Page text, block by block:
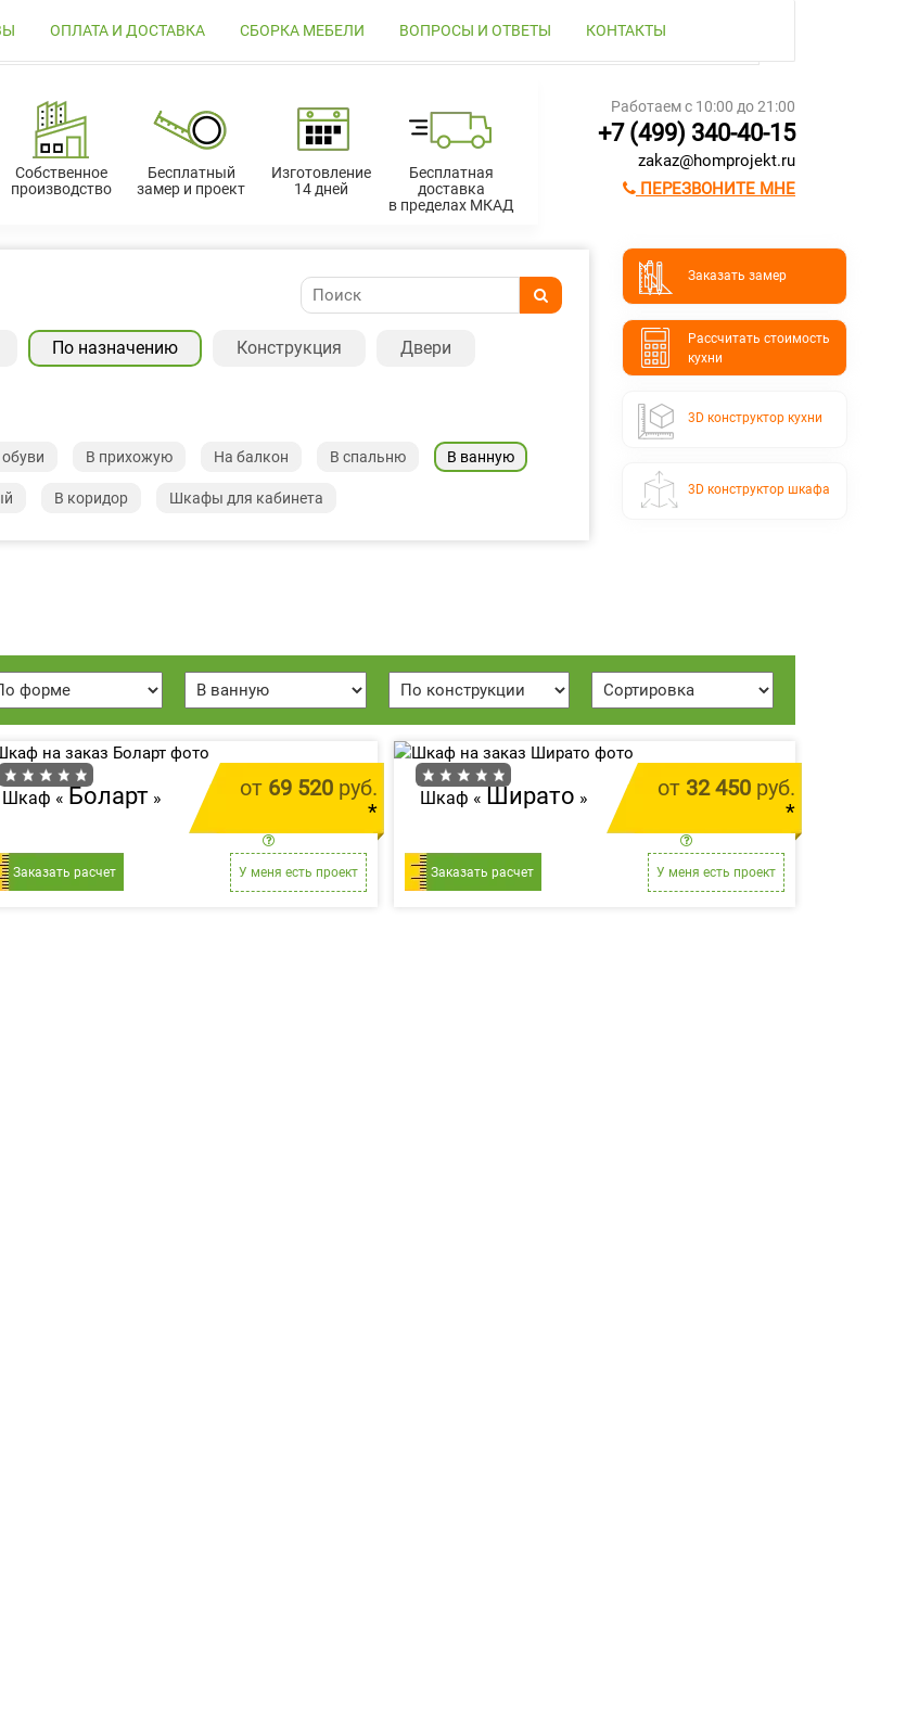
ОПЛАТА И ДОСТАВКА СБОРКА МЕБЕЛИ ВОПРОСЫ И ОТВЕТЫ КОНТАКТЫ
Собственное
производство
Бесплатный
замер и проект
Изготовление
14 дней
Бесплатная
доставка
в пределах МКАД
Работаем с 10:00 до 21:00
+7 (499) 340-40-15
zakaz@homprojekt.ru
ПЕРЕЗВОНИТЕ МНЕ
По назначению Конструкция Двери
В прихожую На балкон В спальню В ванную
В коридор Шкафы для кабинета
Заказать замер
Расcчитать стоимость
кухни
3D конструктор кухни
3D конструктор шкафа
от 69 520 руб.
*
Шкаф « Боларт »
Заказать расчет У меня есть проект
от 32 450 руб.
*
Шкаф « Ширато »
Заказать расчет У меня есть проект